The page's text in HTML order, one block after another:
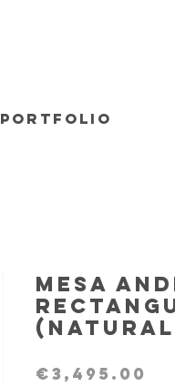
Portfolio
Mesa
€3,495.00